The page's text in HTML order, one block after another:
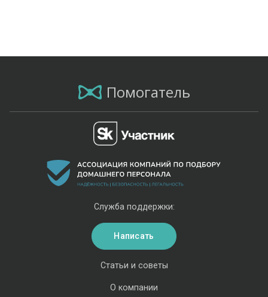
Помогатель
Статьи и советы
О компании
Служба поддержки:
Написать